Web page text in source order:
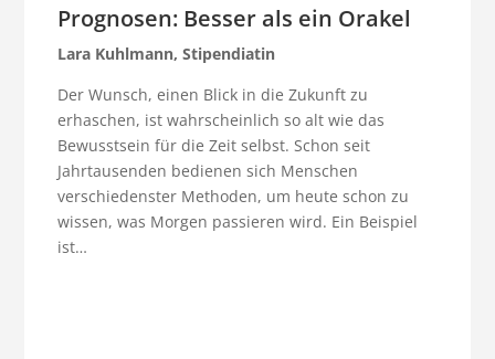
Prognosen: Besser als ein Orakel
Lara Kuhlmann, Stipendiatin
Der Wunsch, einen Blick in die Zukunft zu
erhaschen, ist wahrscheinlich so alt wie das
Bewusstsein für die Zeit selbst. Schon seit
Jahrtausenden bedienen sich Menschen
verschiedenster Methoden, um heute schon zu
wissen, was Morgen passieren wird. Ein Beispiel
ist…